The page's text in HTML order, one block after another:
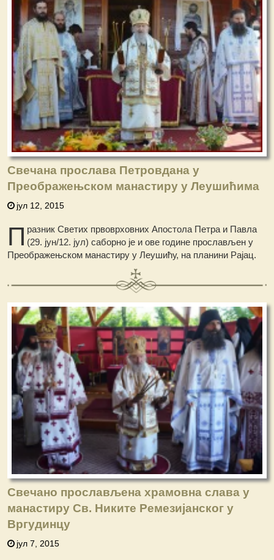
Свечана прослава Петровдана у
Преображењском манастиру у Леушићима
јул 12, 2015
П разник Светих првоврховних Апостола Петра и Павла
(29. јун/12. јул) саборно је и ове године прослављен у
Преображењском манастиру у Леушићу, на планини Рајац.
Свечано прослављена храмовна слава у
манастиру Св. Никите Ремезијанског у
Вргудинцу
јул 7, 2015